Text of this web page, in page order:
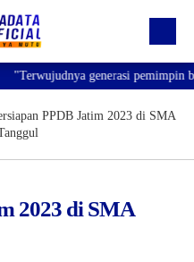
"Terwujudnya generasi pemimpin
PPDB Jatim 2023 di SMA
2023 di SMA